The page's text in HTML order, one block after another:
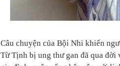
Câu chuyện của Bội Nhi khiến
Từ Tịnh bị ung thư gan đã qua